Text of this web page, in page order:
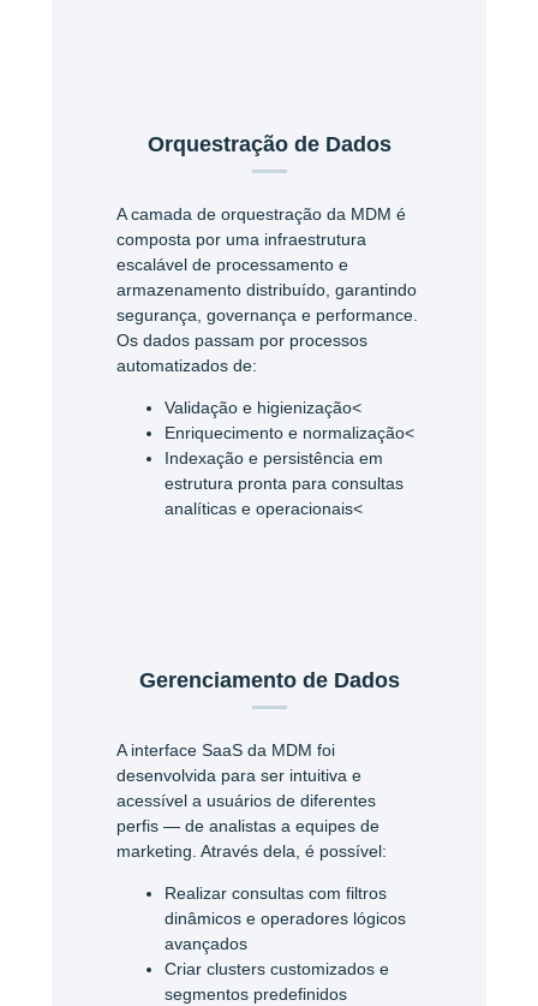
Orquestração de Dados
A camada de orquestração da MDM é
composta por uma infraestrutura
escalável de processamento e
armazenamento distribuído, garantindo
segurança, governança e performance.
Os dados passam por processos
automatizados de:
Validação e higienização<
Enriquecimento e normalização<
Indexação e persistência em
estrutura pronta para consultas
analíticas e operacionais<
Gerenciamento de Dados
A interface SaaS da MDM foi
desenvolvida para ser intuitiva e
acessível a usuários de diferentes
perfis — de analistas a equipes de
marketing. Através dela, é possível:
Realizar consultas com filtros
dinâmicos e operadores lógicos
avançados
Criar clusters customizados e
segmentos predefinidos